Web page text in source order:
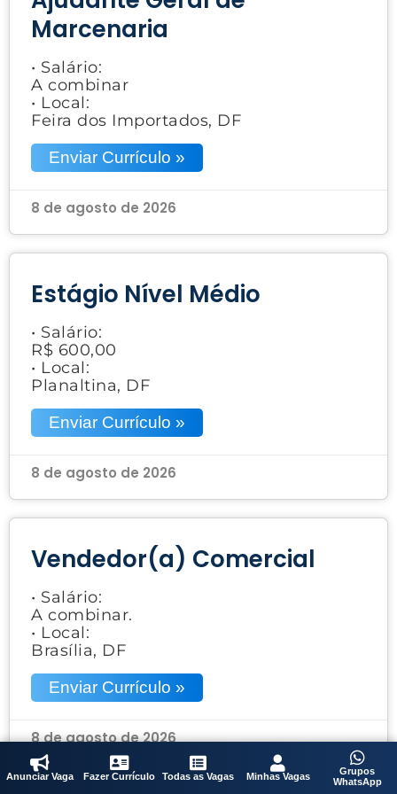
Marcenaria
• Salário:
A combinar
• Local:
Feira dos Importados, DF
Enviar Currículo »
8 de agosto de 2026
Estágio Nível Médio
• Salário:
R$ 600,00
• Local:
Planaltina, DF
Enviar Currículo »
8 de agosto de 2026
Vendedor(a) Comercial
• Salário:
A combinar.
• Local:
Brasília, DF
Enviar Currículo »
8 de agosto de 2026
Anunciar Vaga Fazer Currículo Todas as Vagas Minhas Vagas
Grupos
WhatsApp